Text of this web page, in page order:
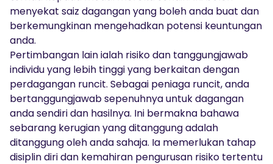
menyekat saiz dagangan yang boleh anda buat dan
berkemungkinan mengehadkan potensi keuntungan
anda.
Pertimbangan lain ialah risiko dan tanggungjawab
individu yang lebih tinggi yang berkaitan dengan
perdagangan runcit. Sebagai peniaga runcit, anda
bertanggungjawab sepenuhnya untuk dagangan
anda sendiri dan hasilnya. Ini bermakna bahawa
sebarang kerugian yang ditanggung adalah
ditanggung oleh anda sahaja. Ia memerlukan tahap
disiplin diri dan kemahiran pengurusan risiko tertentu